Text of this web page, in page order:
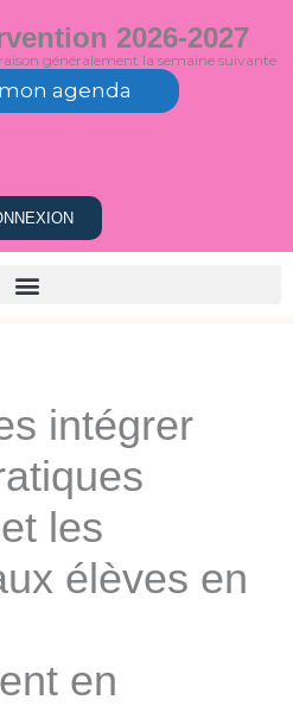
2026-2027
généralement la semaine suivante
agenda
intégrer
les
élèves en
en